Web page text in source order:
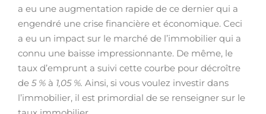
a eu une augmentation rapide de ce dernier qui a
engendré une crise financière et économique. Ceci
a eu un impact sur le marché de l’immobilier qui a
connu une baisse impressionnante. De même, le
taux d’emprunt a suivi cette courbe pour décroître
de 5 % à 1,05 %. Ainsi, si vous voulez investir dans
l’immobilier, il est primordial de se renseigner sur le